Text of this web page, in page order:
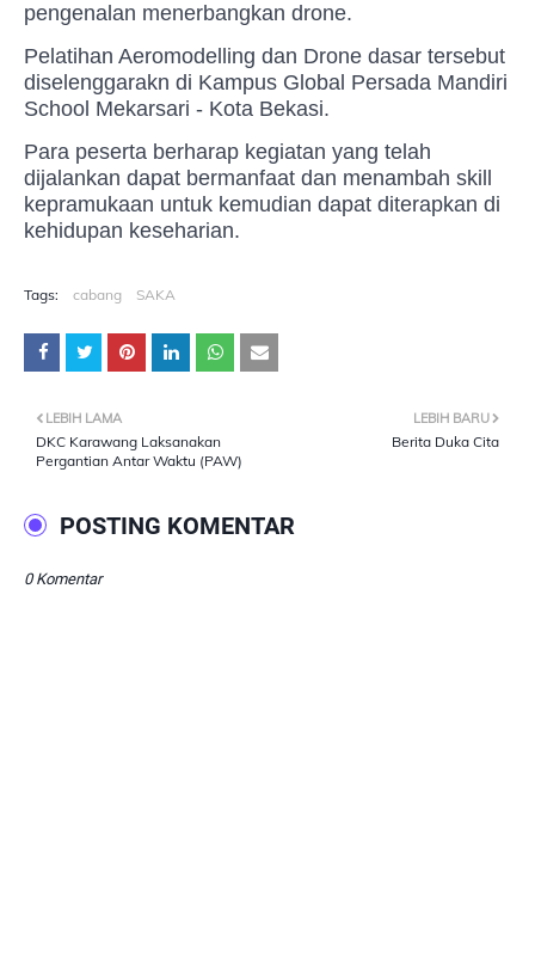
pengenalan menerbangkan drone.
Pelatihan Aeromodelling dan Drone dasar tersebut
diselenggarakn di Kampus Global Persada Mandiri
School Mekarsari - Kota Bekasi.
Para peserta berharap kegiatan yang telah
dijalankan dapat bermanfaat dan menambah skill
kepramukaan untuk kemudian dapat diterapkan di
kehidupan keseharian.
Tags: cabang SAKA
LEBIH BARU
Berita Duka Cita
LEBIH LAMA
DKC Karawang Laksanakan
Pergantian Antar Waktu (PAW)
POSTING KOMENTAR
0 Komentar